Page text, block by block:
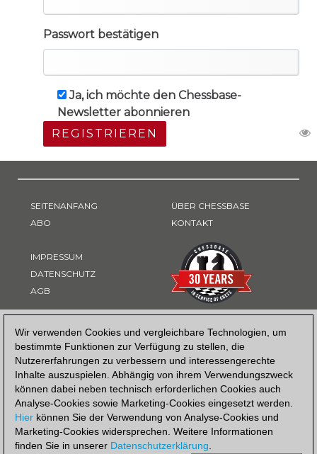
Wir verwenden Cookies und vergleichbare Technologien, um
bestimmte Funktionen zur Verfügung zu stellen, die
Nutzererfahrungen zu verbessern und interessengerechte
Inhalte auszuspielen. Abhängig von ihrem Verwendungszweck
können dabei neben technisch erforderlichen Cookies auch
Analyse-Cookies sowie Marketing-Cookies eingesetzt werden.
Hier können Sie der Verwendung von Analyse-Cookies und
Marketing-Cookies widersprechen. Weitere Informationen
finden Sie in unserer Datenschutzerklärung.
Passwort bestätigen
Ja, ich möchte den Chessbase-
Newsletter abonnieren
REGISTRIEREN
SEITENANFANG
ABO
IMPRESSUM
DATENSCHUTZ
AGB
ÜBER CHESSBASE
KONTAKT
ZAHLUNGSART